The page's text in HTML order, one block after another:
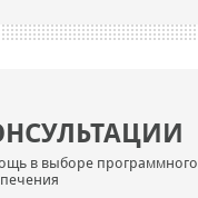
в выборе программного